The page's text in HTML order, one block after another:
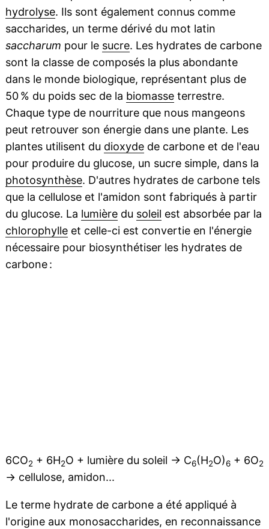
hydrolyse. Ils sont également connus comme
saccharides, un terme dérivé du mot latin
saccharum pour le sucre. Les hydrates de carbone
sont la classe de composés la plus abondante
dans le monde biologique, représentant plus de
50 % du poids sec de la biomasseterrestre.
Chaque type de nourriture que nous mangeons
peut retrouver son énergie dans une plante. Les
plantes utilisent du dioxydede carbone et de l'eau
pour produire du glucose, un sucre simple, dans la
photosynthèse. D'autres hydrates de carbone tels
que la cellulose et l'amidon sont fabriqués à partir
du glucose. La lumièredu soleil est absorbée par la
chlorophylleet celle-ci est convertie en l'énergie
nécessaire pour biosynthétiser les hydrates de
carbone :
6CO2 + 6H2O + lumière du soleil → C6(H2O)6+ 6O2
→ cellulose, amidon...
Le terme hydrate de carbone a été appliqué à
l'origine aux monosaccharides, en reconnaissance